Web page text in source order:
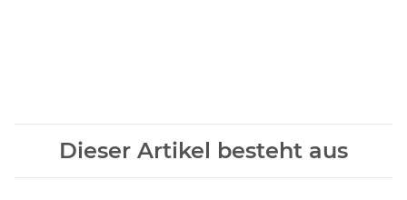
Dieser Artikel besteht aus